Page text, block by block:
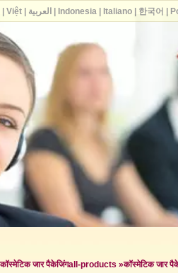
कॉस्मेटिक जार पैकेजिंगall-products »कॉस्मेटिक जार
| Việt| العربية Indonesia| Italiano| 한국어